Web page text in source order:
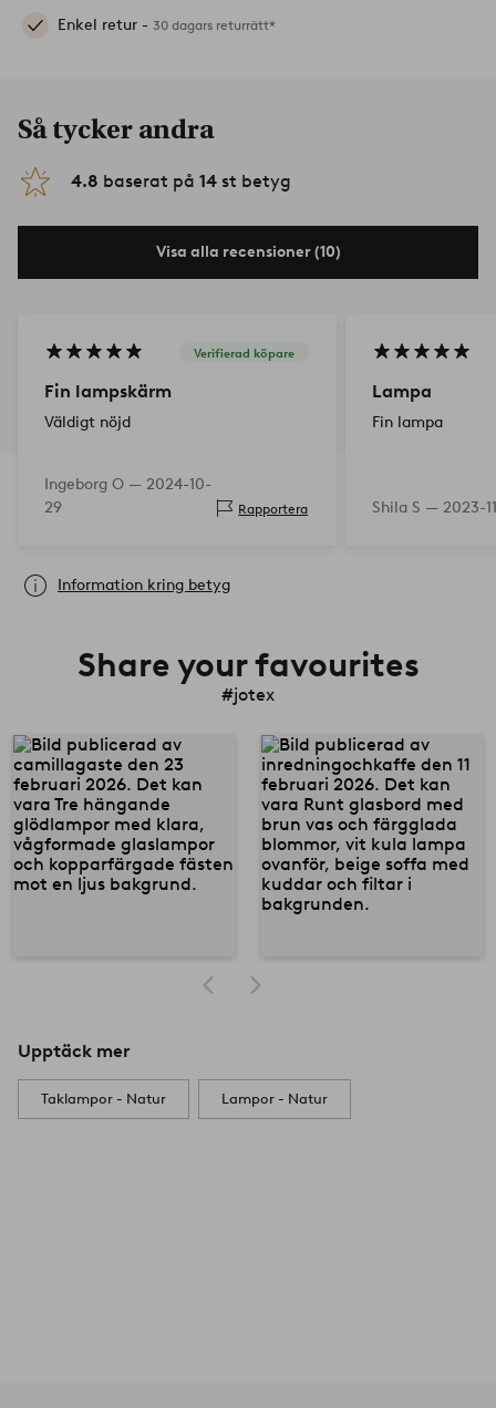
Enkel retur - 30 dagars returrätt*
Så tycker andra
4.8 baserat på 14 st betyg
Visa alla recensioner (10)
Verifierad köpare
Fin lampskärm
Väldigt nöjd
Ingeborg O — 2024-10-
29
Rapportera
Lampa
Fin lampa
Shila S — 2023-
Information kring betyg
Share your favourites
#jotex
Upptäck mer
Taklampor - Natur Lampor - Natur